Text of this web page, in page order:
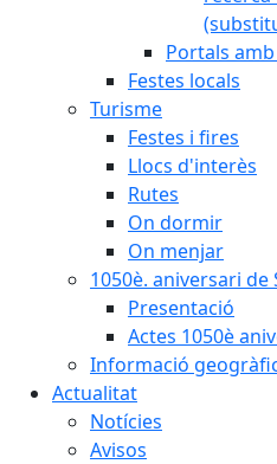
Portals
Festes locals
Turisme
Festes i fires
Llocs d'interès
Rutes
On dormir
On menjar
1050è. aniversari de
Presentació
Actes 1050è
Informació
Actualitat
Notícies
Avisos